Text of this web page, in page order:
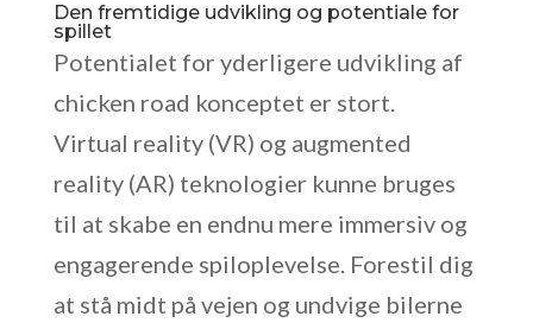
Den fremtidige udvikling og potentiale for
spillet
Potentialet for yderligere udvikling af
chicken road konceptet er stort.
Virtual reality (VR) og augmented
reality (AR) teknologier kunne bruges
til at skabe en endnu mere immersiv og
engagerende spiloplevelse. Forestil dig
at stå midt på vejen og undvige bilerne